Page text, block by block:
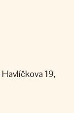
Havlíčkova 19,